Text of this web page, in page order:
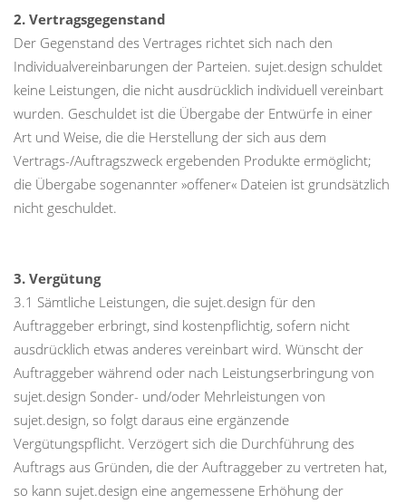
2. Vertragsgegenstand
Der Gegenstand des Vertrages richtet sich nach den
Individualvereinbarungen der Parteien. sujet.design schuldet
keine Leistungen, die nicht ausdrücklich individuell vereinbart
wurden. Geschuldet ist die Übergabe der Entwürfe in einer
Art und Weise, die die Herstellung der sich aus dem
Vertrags-/Auftragszweck ergebenden Produkte ermöglicht;
die Übergabe sogenannter »offener« Dateien ist grundsätzlich
nicht geschuldet.
3. Vergütung
3.1 Sämtliche Leistungen, die sujet.design für den
Auftraggeber erbringt, sind kostenpflichtig, sofern nicht
ausdrücklich etwas anderes vereinbart wird. Wünscht der
Auftraggeber während oder nach Leistungserbringung von
sujet.design Sonder- und/oder Mehrleistungen von
sujet.design, so folgt daraus eine ergänzende
Vergütungspflicht. Verzögert sich die Durchführung des
Auftrags aus Gründen, die der Auftraggeber zu vertreten hat,
so kann sujet.design eine angemessene Erhöhung der